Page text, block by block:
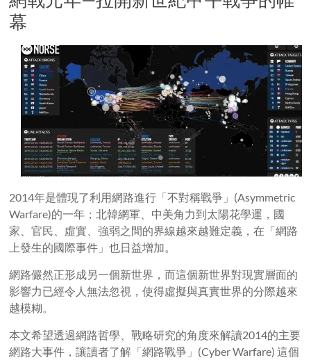
幕
2014年是體現了利用網路進行「不對稱戰爭」(Asymmetric
Warfare)的一年；北韓網軍、中美角力到太陽花學運，國
家、官民、虛實、強弱之間的界線越來越難定義，在「網路
上發生的國際事件」也日益增加。
網路儼然正形成另一個新世界，而這個新世界對現實層面的
影響力已經令人無法忽視，使得虛擬與真實世界的分際越來
越模糊。
本文希望透過網路哲學、戰略研究的角度來解讀2014的主要
網路大事件，讓讀者了解「網路戰爭」(Cyber Warfare) 這個